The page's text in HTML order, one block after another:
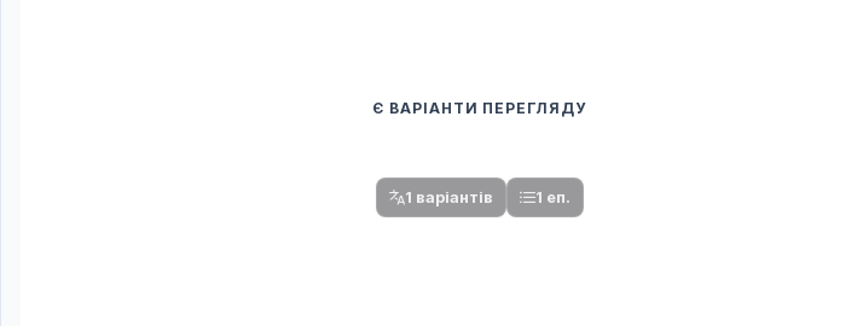
Є ВАРІАНТИ ПЕРЕГЛЯДУ
1 варіантів 1 еп.